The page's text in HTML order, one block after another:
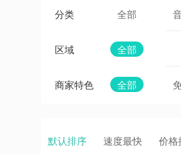
分类 全部
区域 全部
商家特色 全部
默认排序 速度最快 价格